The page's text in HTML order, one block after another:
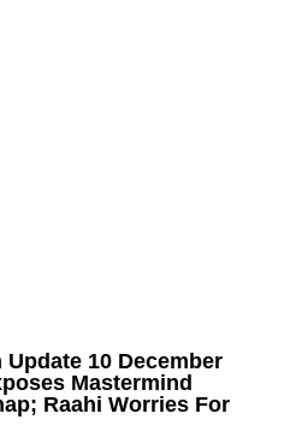
10 December
Mastermind
Raahi Worries For